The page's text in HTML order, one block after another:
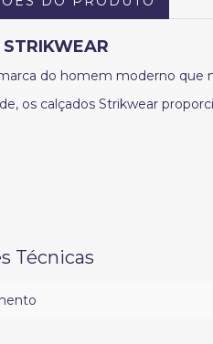
STRIKWEAR
do homem moderno que
os calçados Strikwear
Técnicas